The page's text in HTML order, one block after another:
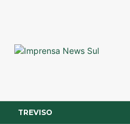
TREVISO